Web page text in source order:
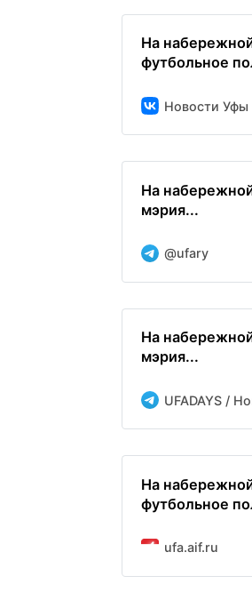
На
футбольное
Новости Уфы
На
мэрия...
@ufary
На
мэрия...
UFADAYS /
На
футбольное
ufa.aif.ru